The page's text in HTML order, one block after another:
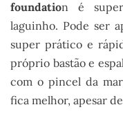
foundation é
laguinho. Pode ser
super prático e
próprio bastão e
com o pincel da
fica melhor, apesar